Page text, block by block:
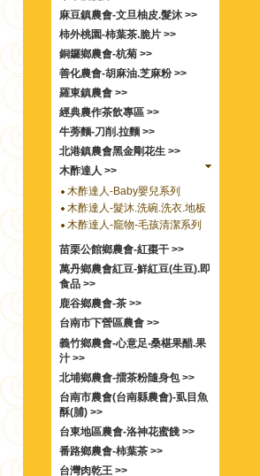
麻豆鎮農會-文旦柚皮.髮沐 >>
柿外桃園-柿葉茶.脆片 >>
銅鑼鄉農會-杭菊 >>
善化農會-胡麻油.芝麻粉 >>
羅東鎮農會 >>
經典農作茶飲專區 >>
牛蒡麵-刀削.拉麵 >>
北港鎮農會黑金剛花生 >>
木酢達人 >>
木酢達人-Baby嬰兒系列
木酢達人-髮沐.洗碗.洗衣.地板
木酢達人-竉物-毛孩清潔系列
苗栗公館鄉農會-紅棗干 >>
萬丹鄉農會紅豆-鮮紅豆(生豆).即
食品 >>
鹿谷鄉農會-茶 >>
台南市下營區農會 >>
義竹鄉農會-心意足‧桑椹果醋.果
汁 >>
北埔鄉農會-擂茶粉隨身包 >>
台南市農會(台南縣農會)-虱目魚
酥(脯) >>
台東地區農會-洛神花蜜餞 >>
番路鄉農會-柿葉茶 >>
台灣肉乾王 >>